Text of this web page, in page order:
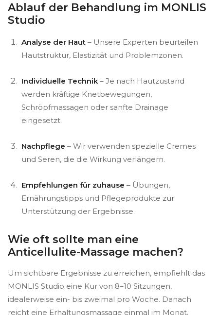
Ablauf der Behandlung im MONLIS
Studio
Analyse der Haut – Unsere Experten beurteilen
Hautstruktur, Elastizität und Problemzonen.
Individuelle Technik – Je nach Hautzustand
werden kräftige Knetbewegungen,
Schröpfmassagen oder sanfte Drainage
eingesetzt.
Nachpflege – Wir verwenden spezielle Cremes
und Seren, die die Wirkung verlängern.
Empfehlungen für zuhause – Übungen,
Ernährungstipps und Pflegeprodukte zur
Unterstützung der Ergebnisse.
Wie oft sollte man eine
Anticellulite-Massage machen?
Um sichtbare Ergebnisse zu erreichen, empfiehlt das
MONLIS Studio eine Kur von 8–10 Sitzungen,
idealerweise ein- bis zweimal pro Woche. Danach
reicht eine Erhaltungsmassage einmal im Monat.